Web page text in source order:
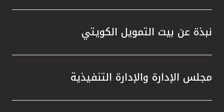
نبذة عن بيت التمويل الكويتي
مجلس الإدارة والإدارة التنفيذية